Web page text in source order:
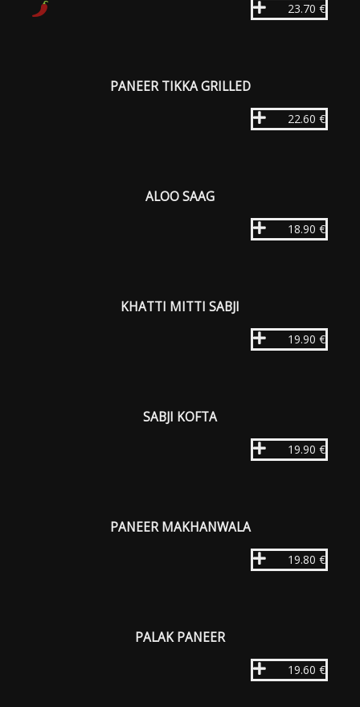
23.70 €
PANEER TIKKA GRILLED
22.60 €
ALOO SAAG
18.90 €
KHATTI MITTI SABJI
19.90 €
SABJI KOFTA
19.90 €
PANEER MAKHANWALA
19.80 €
PALAK PANEER
19.60 €